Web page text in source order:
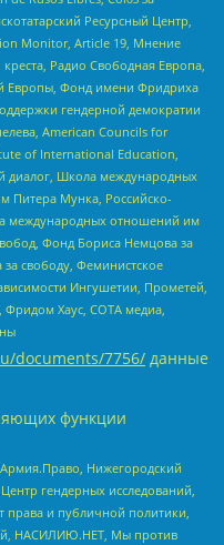
Ресурсный Центр,
Monitor, Article 19, Мнение
Радио Свободная Европа,
Европы, Фонд имени Фридриха
гендерной демократии
American Councils for
of International Education,
диалог, Школа международных
Питера Мунка, Российско-
международных отношений им
Фонд Бориса Немцова за
свободу, Феминистское
Ингушетии, Прометей,
Хаус, СОТА медиа,
documents/7756/ данные
функции
Нижегородский
гендерных исследований,
права и публичной политики,
НАСИЛИЮ.НЕТ, Мы против